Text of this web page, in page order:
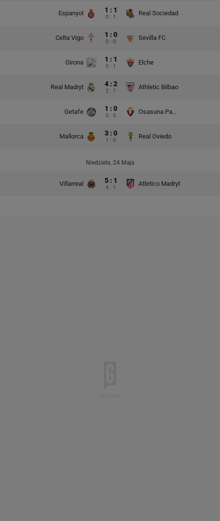
Espanyol 1 : 1
0 : 1
Real Sociedad
Celta Vigo 1 : 0
0 : 0
Sevilla FC
Girona 1 : 1
0 : 1
Elche
Real Madryt 4 : 2
2 : 1
Athletic Bilbao
Getafe 1 : 0
0 : 0
Osasuna Pampeluna
Mallorca 3 : 0
1 : 0
Real Oviedo
Niedziela, 24 Maja
Villarreal 5 : 1
4 : 1
Atletico Madryt